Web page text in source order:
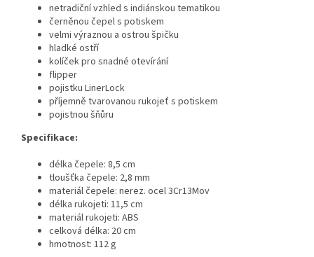
netradiční vzhled s indiánskou tematikou
černěnou čepel s potiskem
velmi výraznou a ostrou špičku
hladké ostří
kolíček pro snadné otevírání
flipper
pojistku LinerLock
příjemně tvarovanou rukojeť s potiskem
pojistnou šňůru
Specifikace:
délka čepele: 8,5 cm
tloušťka čepele: 2,8 mm
materiál čepele: nerez. ocel 3Cr13Mov
délka rukojeti: 11,5 cm
materiál rukojeti: ABS
celková délka: 20 cm
hmotnost: 112 g